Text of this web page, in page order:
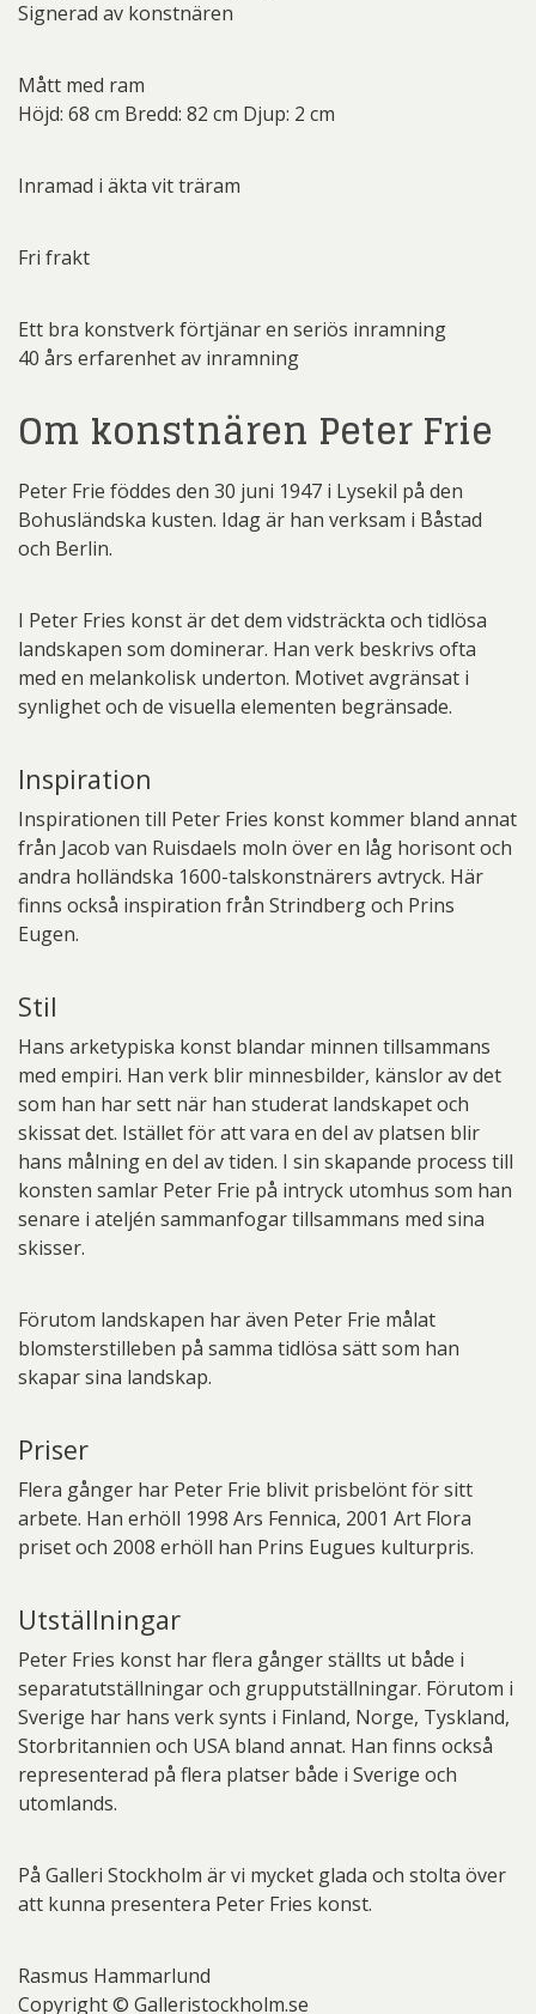
Signerad av konstnären
Mått med ram
Höjd: 68 cm Bredd: 82 cm Djup: 2 cm
Inramad i äkta vit träram
Fri frakt
Ett bra konstverk förtjänar en seriös inramning
40 års erfarenhet av inramning
Om konstnären Peter Frie
Peter Frie föddes den 30 juni 1947 i Lysekil på den
Bohusländska kusten. Idag är han verksam i Båstad
och Berlin.
I Peter Fries konst är det dem vidsträckta och tidlösa
landskapen som dominerar. Han verk beskrivs ofta
med en melankolisk underton. Motivet avgränsat i
synlighet och de visuella elementen begränsade.
Inspiration
Inspirationen till Peter Fries konst kommer bland annat
från Jacob van Ruisdaels moln över en låg horisont och
andra holländska 1600-talskonstnärers avtryck. Här
finns också inspiration från Strindberg och Prins
Eugen.
Stil
Hans arketypiska konst blandar minnen tillsammans
med empiri. Han verk blir minnesbilder, känslor av det
som han har sett när han studerat landskapet och
skissat det. Istället för att vara en del av platsen blir
hans målning en del av tiden. I sin skapande process till
konsten samlar Peter Frie på intryck utomhus som han
senare i ateljén sammanfogar tillsammans med sina
skisser.
Förutom landskapen har även Peter Frie målat
blomsterstilleben på samma tidlösa sätt som han
skapar sina landskap.
Priser
Flera gånger har Peter Frie blivit prisbelönt för sitt
arbete. Han erhöll 1998 Ars Fennica, 2001 Art Flora
priset och 2008 erhöll han Prins Eugues kulturpris.
Utställningar
Peter Fries konst har flera gånger ställts ut både i
separatutställningar och grupputställningar. Förutom i
Sverige har hans verk synts i Finland, Norge, Tyskland,
Storbritannien och USA bland annat. Han finns också
representerad på flera platser både i Sverige och
utomlands.
På Galleri Stockholm är vi mycket glada och stolta över
att kunna presentera Peter Fries konst.
Rasmus Hammarlund
Copyright © Galleristockholm.se